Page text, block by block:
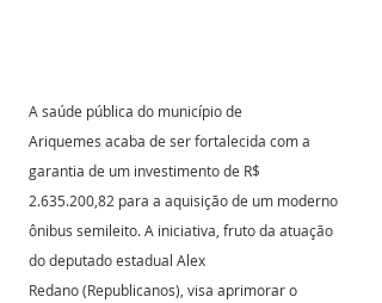
A saúde pública do município de
Ariquemes acaba de ser fortalecida com a
garantia de um investimento de R$
2.635.200,82 para a aquisição de um moderno
ônibus semileito. A iniciativa, fruto da atuação
do deputado estadual Alex
Redano (Republicanos), visa aprimorar o